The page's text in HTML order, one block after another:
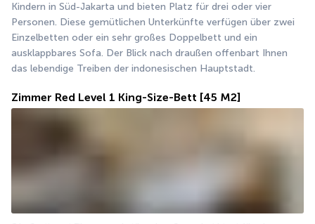
Kindern in Süd-Jakarta und bieten Platz für drei oder vier
Personen. Diese gemütlichen Unterkünfte verfügen über zwei
Einzelbetten oder ein sehr großes Doppelbett und ein
ausklappbares Sofa. Der Blick nach draußen offenbart Ihnen
das lebendige Treiben der indonesischen Hauptstadt.
Zimmer Red Level 1 King-Size-Bett [45 M2]